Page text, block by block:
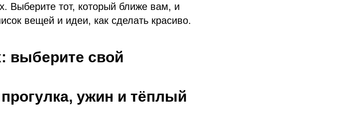
Выберите тот, который ближе вам, и
вещей и идеи, как сделать красиво.
выберите свой
ужин и тёплый